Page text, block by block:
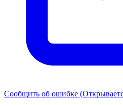
Сообщить об ошибке